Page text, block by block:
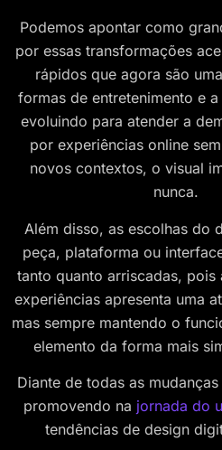
Podemos apontar como
por essas transformações
rápidos que agora são
formas de entretenimento e
evoluindo para atender a
por experiências online
novos contextos, o visual
nunca.
Além disso, as escolhas do
peça, plataforma ou
tanto quanto arriscadas, pois
experiências apresenta uma
mas sempre mantendo o
elemento da forma mais
Diante de todas as
promovendo na jornada do
tendências de design